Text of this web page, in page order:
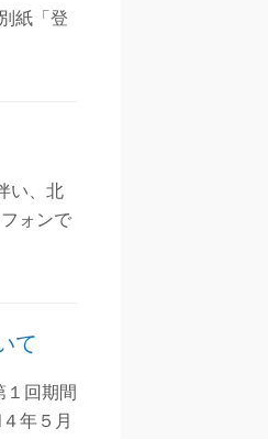
紙「登
い、北
ォンで
て
１回期間
年５月